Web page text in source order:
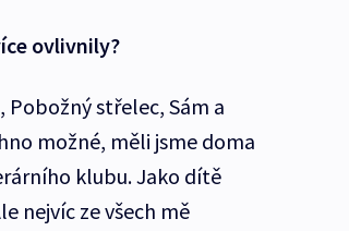
ovlivnily?
Pobožný střelec, Sám a
možné, měli jsme doma
klubu. Jako dítě
nejvíc ze všech mě